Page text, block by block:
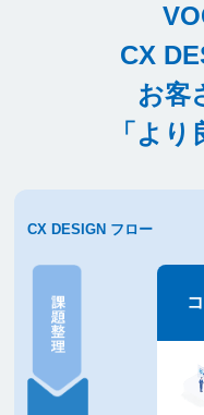
CX
お客
「より
CX DESIGN フロー
ゴール定
義
アクショ
ン